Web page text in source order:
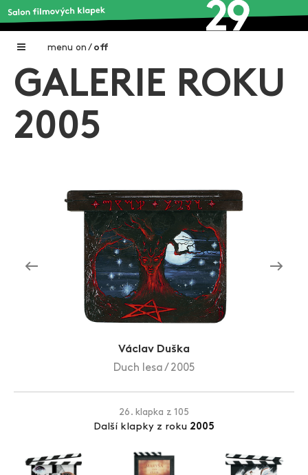
menu on / off
Home
Galerie filmových klapek
O projektu
Aktuální výstavy
Aukce filmových klapek
Zlín Film Festival
GALERIE ROKU
2005
Václav Duška
Duch lesa / 2005
26. klapka z 105
Další klapky z roku 2005